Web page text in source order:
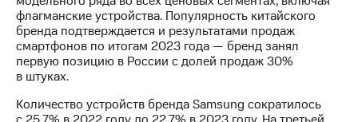
и акционерам
Корпоративное
управление
Корпоративный
секретарь
Раскрытие
флагманские устройства. Популярность китайского
бренда подтверждается и результатами продаж
смартфонов по итогам 2023 года — бренд занял
первую позицию в России с долей продаж 30%
в штуках.
Количество устройств бренда Samsung сократилось